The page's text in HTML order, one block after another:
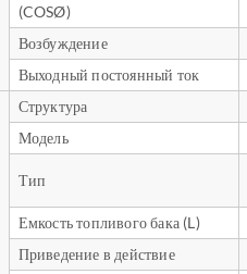
(COSØ)
Возбуждение
Выходный постоянный ток
Структура
Модель
Тип
Емкость топливого бака (L)
Приведение в действие